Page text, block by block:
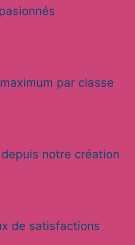
par classe
notre création
de satisfactions